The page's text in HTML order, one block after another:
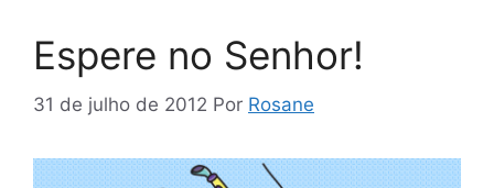
Espere no Senhor!
31 de julho de 2012 Por Rosane